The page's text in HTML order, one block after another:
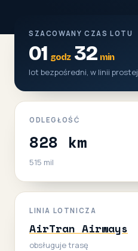
SZACOWANY CZAS LOTU
01 godz32 min
lot bezpośredni, w linii prostej
ODLEGŁOŚĆ
828 km
515 mil
LINIA LOTNICZA
AirTran Airways
obsługuje trasę